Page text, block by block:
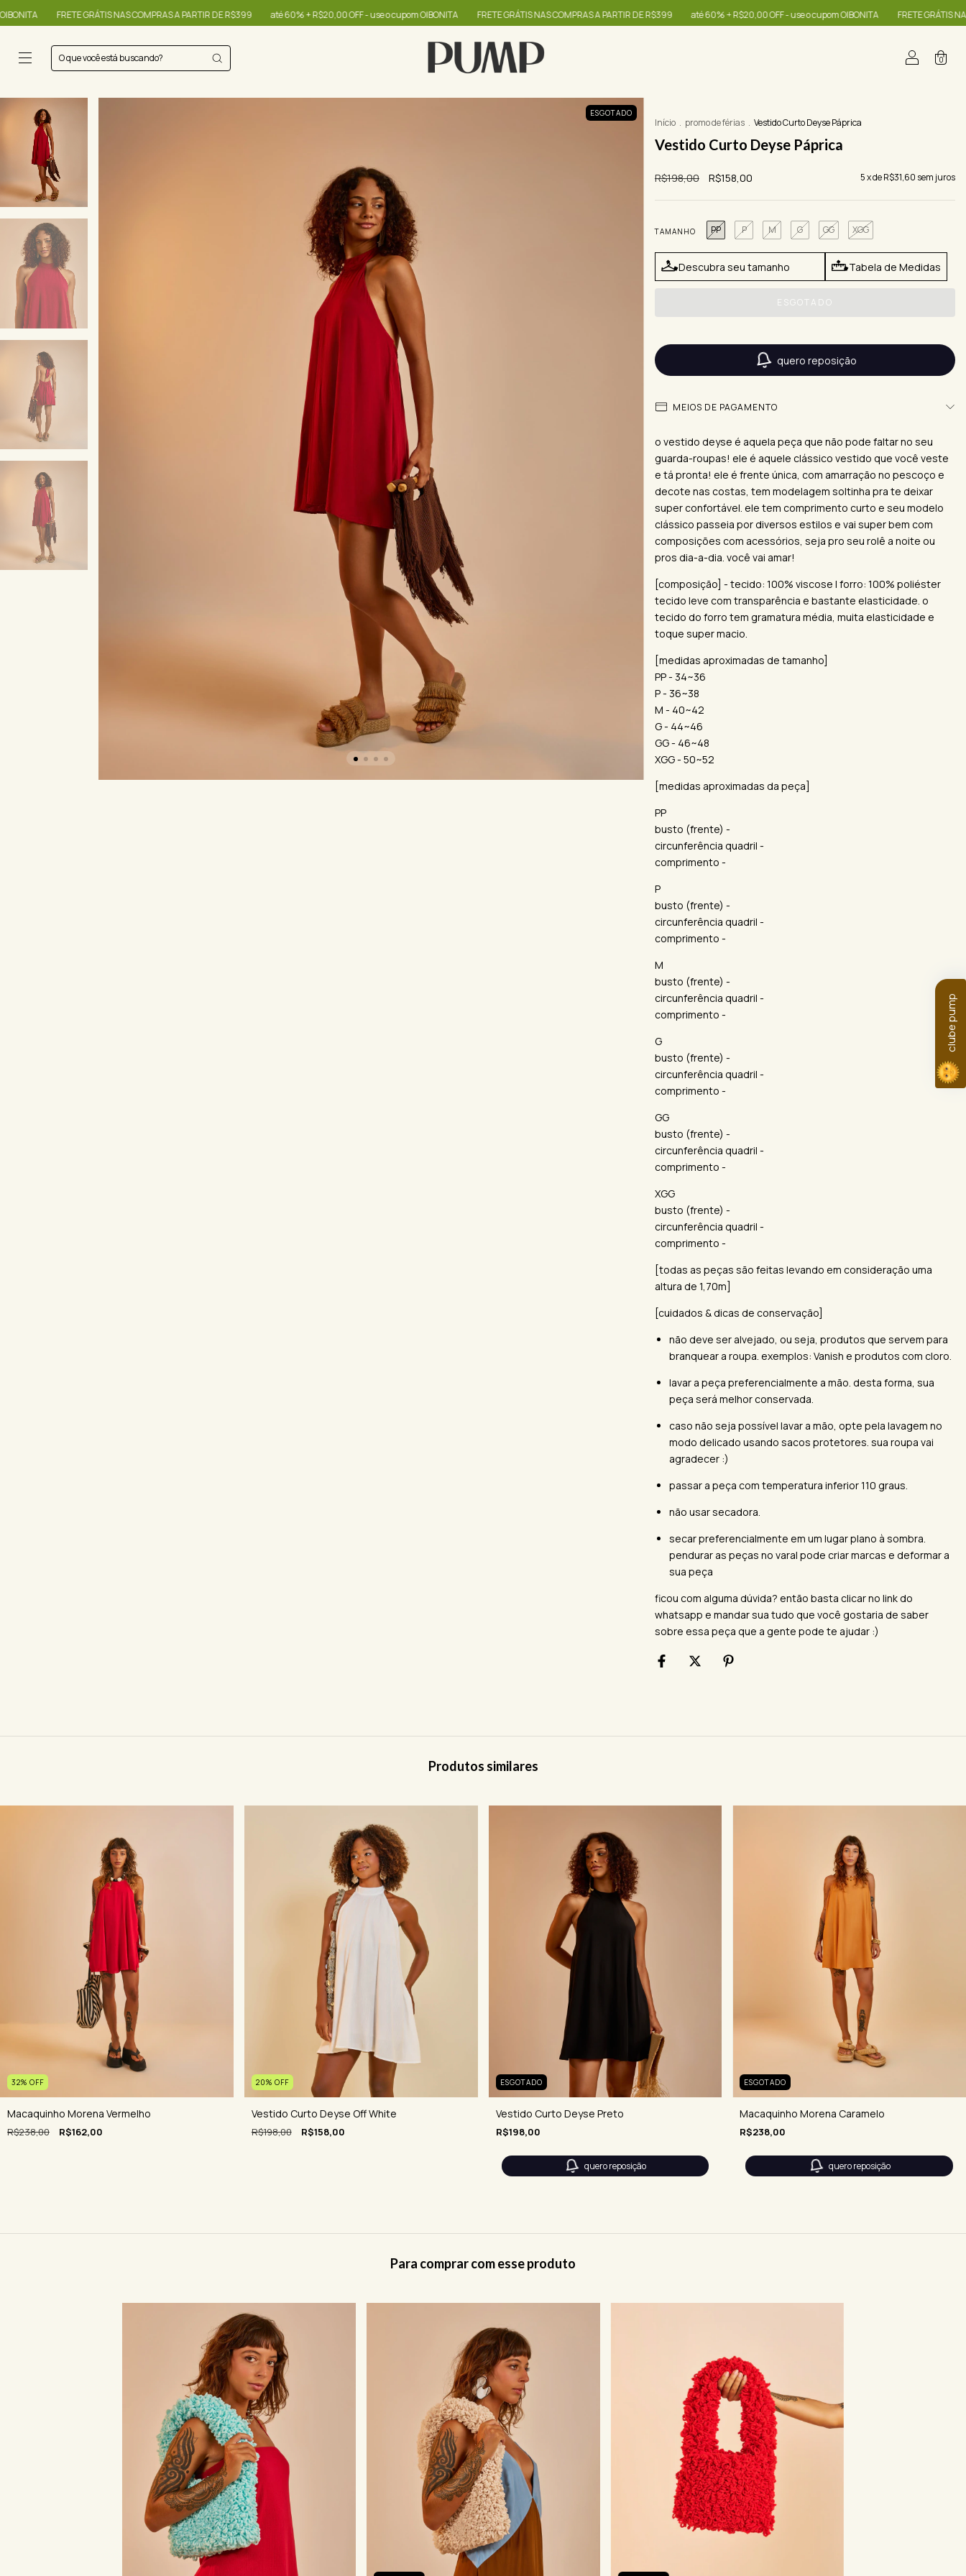
NAS COMPRAS A PARTIR DE R$399 até 60% + R$20,00 OFF - use o cupom OIBONITA FRETE GRÁTIS NAS COMPRAS A PARTIR DE R$399 até 60% + R$20,00 OFF - use o cupom OIBONITA FRETE GRÁTIS NAS COMPRAS A PARTIR
0
ESGOTADO
Início . promo de férias . Vestido Curto Deyse Páprica
Vestido Curto Deyse Páprica
R$198,00 R$158,00 5x deR$31,60 sem juros
TAMANHO PP P M G GG XGG
Descubra seu tamanho Tabela de Medidas
quero reposição
MEIOS DE PAGAMENTO
o vestido deyse é aquela peça que não pode faltar no seu
guarda-roupas! ele é aquele clássico vestido que você veste
e tá pronta! ele é frente única, com amarração no pescoço e
decote nas costas, tem modelagem soltinha pra te deixar
super confortável. ele tem comprimento curto e seu modelo
clássico passeia por diversos estilos e vai super bem com
composições com acessórios, seja pro seu rolê a noite ou
pros dia-a-dia. você vai amar!
[composição] - tecido: 100% viscose | forro: 100% poliéster
tecido leve com transparência e bastante elasticidade. o
tecido do forro tem gramatura média, muita elasticidade e
toque super macio.
[medidas aproximadas de tamanho]
PP - 34~36
P - 36~38
M - 40~42
G - 44~46
GG - 46~48
XGG - 50~52
[medidas aproximadas da peça]
PP
busto (frente) -
circunferência quadril -
comprimento -
P
busto (frente) -
circunferência quadril -
comprimento -
M
busto (frente) -
circunferência quadril -
comprimento -
G
busto (frente) -
circunferência quadril -
comprimento -
GG
busto (frente) -
circunferência quadril -
comprimento -
XGG
busto (frente) -
circunferência quadril -
comprimento -
[todas as peças são feitas levando em consideração uma
altura de 1,70m]
[cuidados & dicas de conservação]
não deve ser alvejado, ou seja, produtos que servem para
branquear a roupa. exemplos: Vanish e produtos com cloro.
lavar a peça preferencialmente a mão. desta forma, sua
peça será melhor conservada.
caso não seja possível lavar a mão, opte pela lavagem no
modo delicado usando sacos protetores. sua roupa vai
agradecer :)
passar a peça com temperatura inferior 110 graus.
não usar secadora.
secar preferencialmente em um lugar plano à sombra.
pendurar as peças no varal pode criar marcas e deformar a
sua peça
ficou com alguma dúvida? então basta clicar no link do
whatsapp e mandar sua tudo que você gostaria de saber
sobre essa peça que a gente pode te ajudar :)
Produtos similares
32% OFF
Macaquinho Morena Vermelho
R$238,00 R$162,00
20% OFF
Vestido Curto Deyse Off White
R$198,00 R$158,00
ESGOTADO
Vestido Curto Deyse Preto
R$198,00
quero reposição
ESGOTADO
Macaquinho Morena Caramelo
R$238,00
quero reposição
Para comprar com esse produto
clube pump